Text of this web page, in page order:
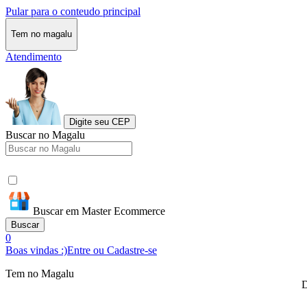
Pular para o conteudo principal
Tem no magalu
Atendimento
Digite seu CEP
Buscar no Magalu
Buscar em Master Ecommerce
Buscar
0
Boas vindas :)Entre ou Cadastre-se
Tem no Magalu